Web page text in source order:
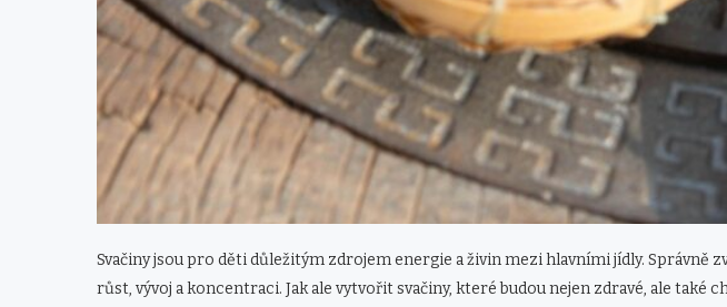
Svačiny jsou pro děti důležitým zdrojem energie a živin mezi hlavními jídly. Správně
růst, vývoj a koncentraci. Jak ale vytvořit svačiny, které budou nejen zdravé, ale také